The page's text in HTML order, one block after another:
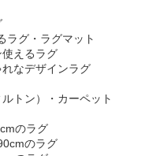
ラグ・ラグマット
えるラグ
なデザインラグ
トン）・カーペット
のラグ
のラグ